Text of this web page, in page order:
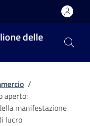
delle
/
aperto:
manifestazione
lucro